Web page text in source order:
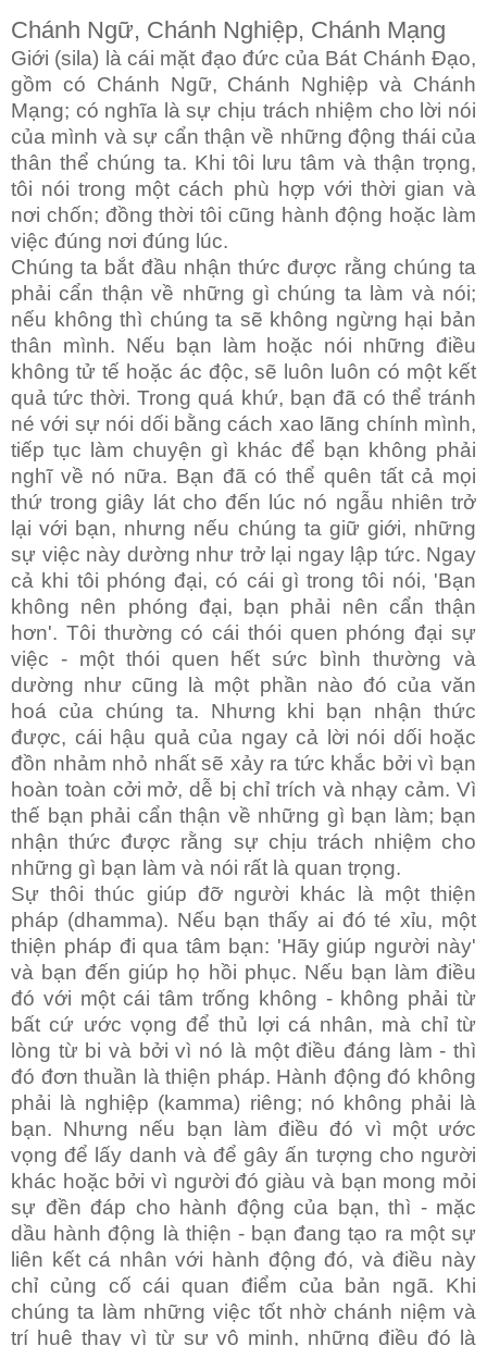
Chánh Ngữ, Chánh Nghiệp, Chánh Mạng
Giới (sila) là cái mặt đạo đức của Bát Chánh Đạo,
gồm có Chánh Ngữ, Chánh Nghiệp và Chánh
Mạng; có nghĩa là sự chịu trách nhiệm cho lời nói
của mình và sự cẩn thận về những động thái của
thân thể chúng ta. Khi tôi lưu tâm và thận trọng,
tôi nói trong một cách phù hợp với thời gian và
nơi chốn; đồng thời tôi cũng hành động hoặc làm
việc đúng nơi đúng lúc.
Chúng ta bắt đầu nhận thức được rằng chúng ta
phải cẩn thận về những gì chúng ta làm và nói;
nếu không thì chúng ta sẽ không ngừng hại bản
thân mình. Nếu bạn làm hoặc nói những điều
không tử tế hoặc ác độc, sẽ luôn luôn có một kết
quả tức thời. Trong quá khứ, bạn đã có thể tránh
né với sự nói dối bằng cách xao lãng chính mình,
tiếp tục làm chuyện gì khác để bạn không phải
nghĩ về nó nữa. Bạn đã có thể quên tất cả mọi
thứ trong giây lát cho đến lúc nó ngẫu nhiên trở
lại với bạn, nhưng nếu chúng ta giữ giới, những
sự việc này dường như trở lại ngay lập tức. Ngay
cả khi tôi phóng đại, có cái gì trong tôi nói, 'Bạn
không nên phóng đại, bạn phải nên cẩn thận
hơn'. Tôi thường có cái thói quen phóng đại sự
việc - một thói quen hết sức bình thường và
dường như cũng là một phần nào đó của văn
hoá của chúng ta. Nhưng khi bạn nhận thức
được, cái hậu quả của ngay cả lời nói dối hoặc
đồn nhảm nhỏ nhất sẽ xảy ra tức khắc bởi vì bạn
hoàn toàn cởi mở, dễ bị chỉ trích và nhạy cảm. Vì
thế bạn phải cẩn thận về những gì bạn làm; bạn
nhận thức được rằng sự chịu trách nhiệm cho
những gì bạn làm và nói rất là quan trọng.
Sự thôi thúc giúp đỡ người khác là một thiện
pháp (dhamma). Nếu bạn thấy ai đó té xỉu, một
thiện pháp đi qua tâm bạn: 'Hãy giúp người này'
và bạn đến giúp họ hồi phục. Nếu bạn làm điều
đó với một cái tâm trống không - không phải từ
bất cứ ước vọng để thủ lợi cá nhân, mà chỉ từ
lòng từ bi và bởi vì nó là một điều đáng làm - thì
đó đơn thuần là thiện pháp. Hành động đó không
phải là nghiệp (kamma) riêng; nó không phải là
bạn. Nhưng nếu bạn làm điều đó vì một ước
vọng để lấy danh và để gây ấn tượng cho người
khác hoặc bởi vì người đó giàu và bạn mong mỏi
sự đền đáp cho hành động của bạn, thì - mặc
dầu hành động là thiện - bạn đang tạo ra một sự
liên kết cá nhân với hành động đó, và điều này
chỉ củng cố cái quan điểm của bản ngã. Khi
chúng ta làm những việc tốt nhờ chánh niệm và
trí huệ thay vì từ sự vô minh, những điều đó là